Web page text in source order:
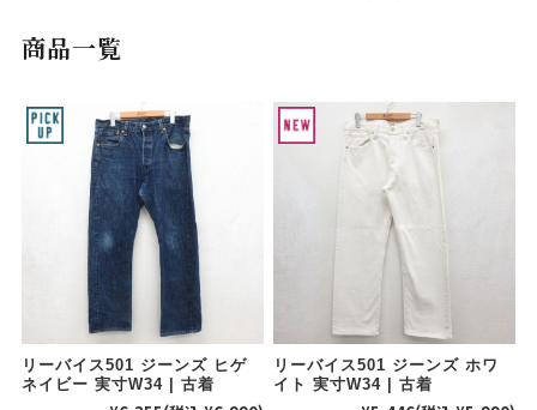
5 ラルフローレン 大きいサイズ アニメ 8 ディズニー
Search by Brand ブランドから探す
ラルフ ローレン ザ・ノース・フェ
チャンピオン
パタゴニア
カーハート ディッキーズ
商品一覧
リーバイス501 ジーンズ ヒゲ
ネイビー 実寸W34 | 古着
リーバイス501 ジーンズ ホワ
イト 実寸W34 | 古着